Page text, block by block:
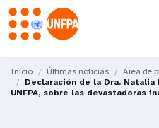
contenido
principal
M
a
Inicio Últimas noticias Área de
Declaración de la Dra.
UNFPA, sobre las devastadoras